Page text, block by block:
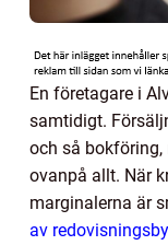
En företagare i
samtidigt.
och så bokföring,
ovanpå allt. När
marginalerna är
av